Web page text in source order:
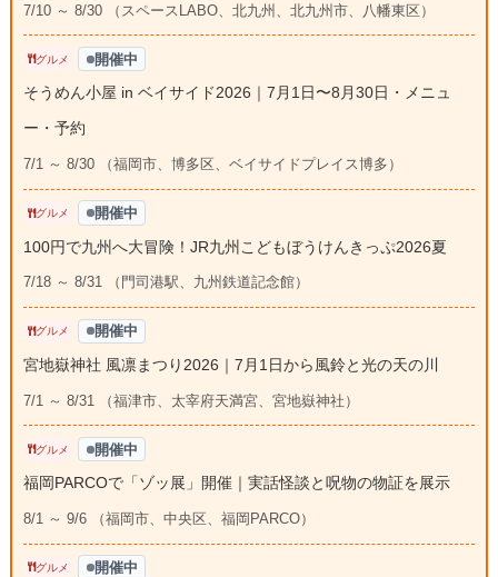
7/10 ～ 8/30 （スペースLABO、北九州、北九州市、八幡東区）
グルメ 開催中
そうめん小屋 in ベイサイド2026｜7月1日〜8月30日・メニュ
ー・予約
7/1 ～ 8/30 （福岡市、博多区、ベイサイドプレイス博多）
グルメ 開催中
100円で九州へ大冒険！JR九州こどもぼうけんきっぷ2026夏
7/18 ～ 8/31 （門司港駅、九州鉄道記念館）
グルメ 開催中
宮地嶽神社 風凛まつり2026｜7月1日から風鈴と光の天の川
7/1 ～ 8/31 （福津市、太宰府天満宮、宮地嶽神社）
グルメ 開催中
福岡PARCOで「ゾッ展」開催｜実話怪談と呪物の物証を展示
8/1 ～ 9/6 （福岡市、中央区、福岡PARCO）
グルメ 開催中